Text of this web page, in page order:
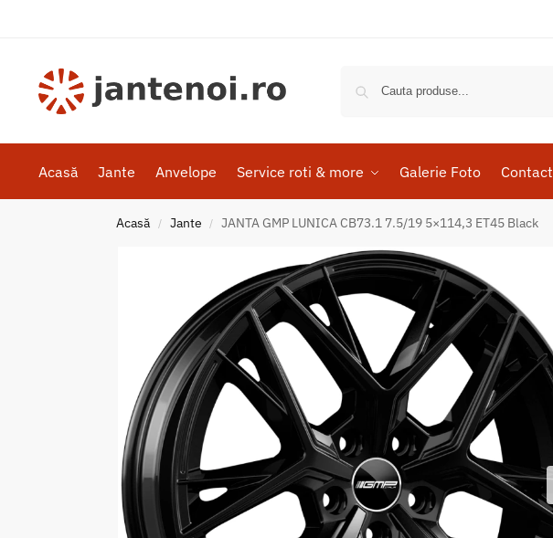
Acasă Jante Anvelope Service roti & more Galerie Foto Contact
Acasă / Jante / JANTA GMP LUNICA CB73.1 7.5/19 5×114,3 ET45 Black